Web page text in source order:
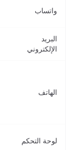
واتساب
البريد
الإلكتروني
الهاتف
لوحة التحكم